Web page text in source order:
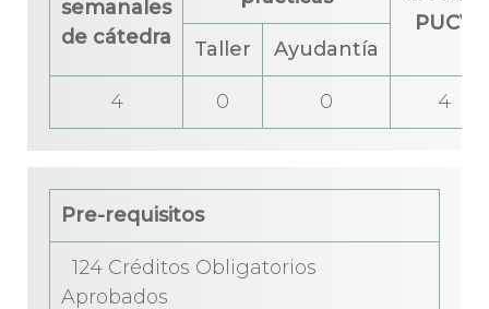
semanales
de cátedra
PUCV
Taller
Ayudantía
4 0 0 4
Pre-requisitos
124 Créditos Obligatorios
Aprobados